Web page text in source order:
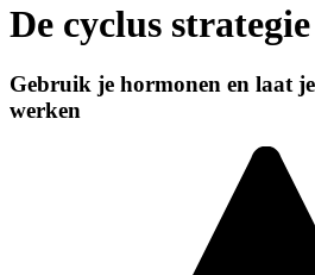
De cyclus strategie
Gebruik je hormonen en laat
werken